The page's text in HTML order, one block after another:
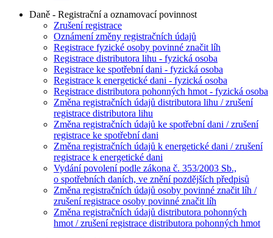
Daně - Registrační a oznamovací povinnost
Zrušení registrace
Oznámení změny registračních údajů
Registrace fyzické osoby povinné značit líh
Registrace distributora lihu - fyzická osoba
Registrace ke spotřební dani - fyzická osoba
Registrace k energetické dani - fyzická osoba
Registrace distributora pohonných hmot - fyzická osoba
Změna registračních údajů distributora lihu / zrušení
registrace distributora lihu
Změna registračních údajů ke spotřební dani / zrušení
registrace ke spotřební dani
Změna registračních údajů k energetické dani / zrušení
registrace k energetické dani
Vydání povolení podle zákona č. 353/2003 Sb.,
o spotřebních daních, ve znění pozdějších předpisů
Změna registračních údajů osoby povinné značit líh /
zrušení registrace osoby povinné značit líh
Změna registračních údajů distributora pohonných
hmot / zrušení registrace distributora pohonných hmot